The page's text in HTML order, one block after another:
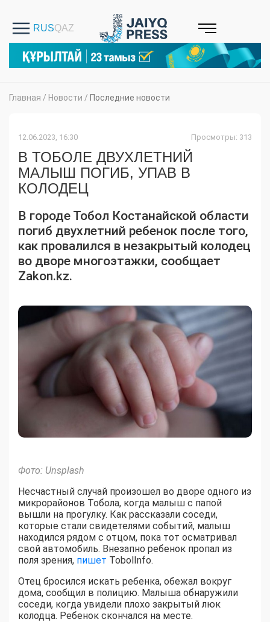
Главная / Новости / Последние новости
12.06.2023, 16:30 Просмотры: 313
В ТОБОЛЕ ДВУХЛЕТНИЙ
МАЛЫШ ПОГИБ, УПАВ В
КОЛОДЕЦ
В городе Тобол Костанайской области
погиб двухлетний ребенок после того,
как провалился в незакрытый колодец
во дворе многоэтажки, сообщает
Zakon.kz.
Фото: Unsplash
Несчастный случай произошел во дворе одного из
микрорайонов Тобола, когда малыш с папой
вышли на прогулку. Как рассказали соседи,
которые стали свидетелями событий, малыш
находился рядом с отцом, пока тот осматривал
свой автомобиль. Внезапно ребенок пропал из
поля зрения, пишет TobolInfo.
Отец бросился искать ребенка, обежал вокруг
дома, сообщил в полицию. Малыша обнаружили
соседи, когда увидели плохо закрытый люк
колодца. Ребенок скончался на месте.